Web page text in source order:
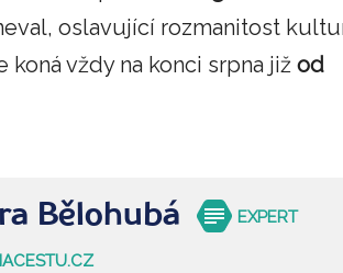
oslavující rozmanitost
koná vždy na konci srpna již od
Bělohubá EXPERT